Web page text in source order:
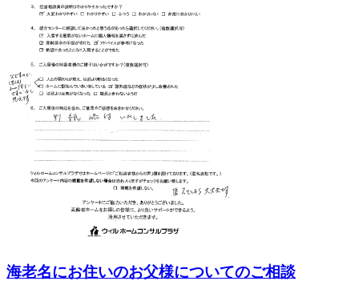
海老名にお住いのお父様についてのご相談